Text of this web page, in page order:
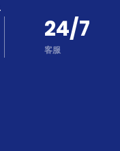
24/7
客服